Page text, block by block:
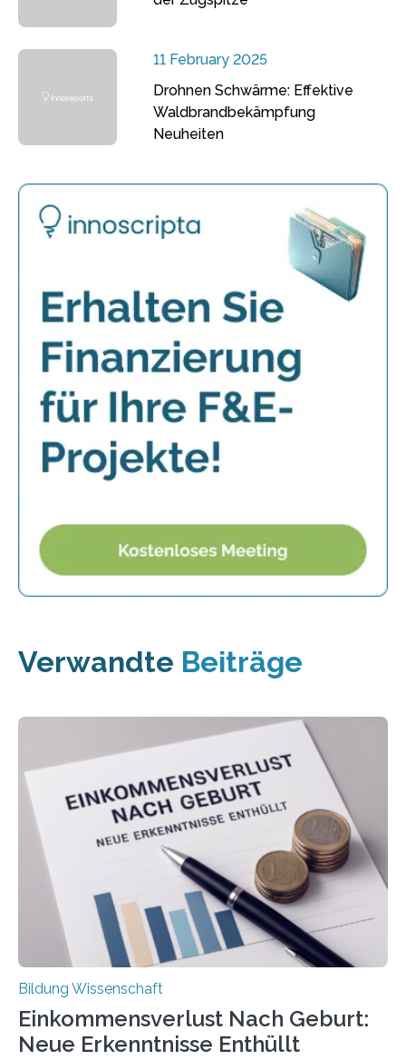
11 February 2025
Drohnen Schwärme: Effektive
Waldbrandbekämpfung
Neuheiten
Verwandte Beiträge
Bildung Wissenschaft
Einkommensverlust Nach Geburt:
Neue Erkenntnisse Enthüllt